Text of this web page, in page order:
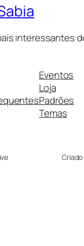
interessantes
Eventos
Loja
Padrões
Temas